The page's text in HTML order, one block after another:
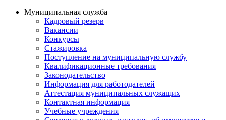
Муниципальная служба
Кадровый резерв
Вакансии
Конкурсы
Стажировка
Поступление на муниципальную службу
Квалификационные требования
Законодательство
Информация для работодателей
Аттестация муниципальных служащих
Контактная информация
Учебные учреждения